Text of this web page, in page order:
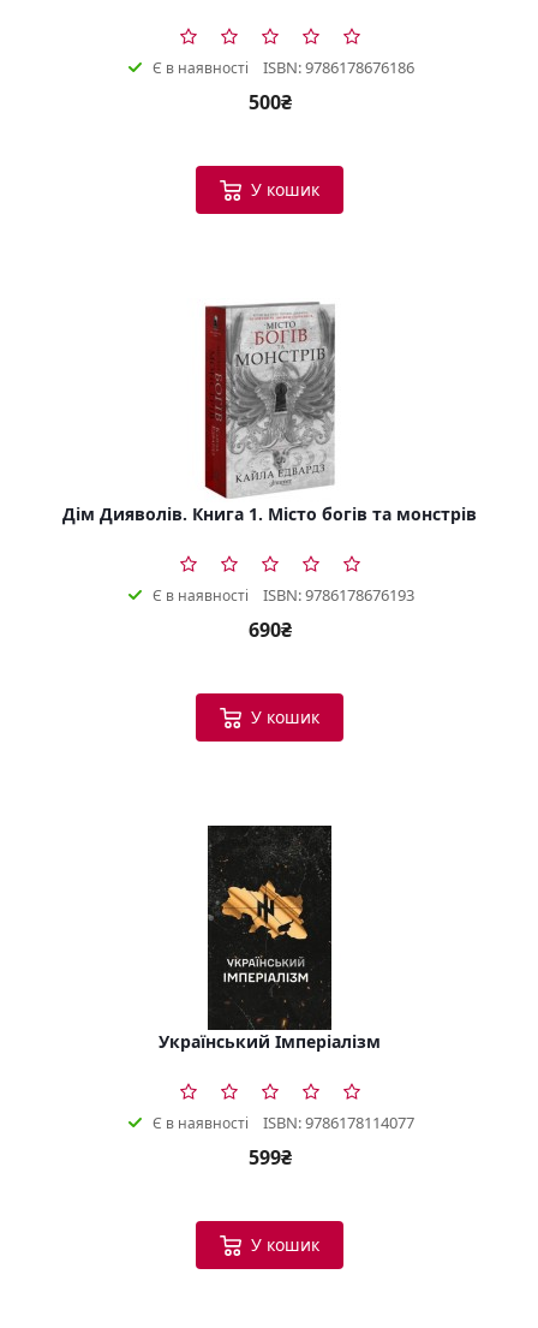
Є в наявності ISBN: 9786178676186
500₴
У кошик
Дім Дияволів. Книга 1. Місто богів та монстрів
Є в наявності ISBN: 9786178676193
690₴
У кошик
Український Імперіалізм
Є в наявності ISBN: 9786178114077
599₴
У кошик